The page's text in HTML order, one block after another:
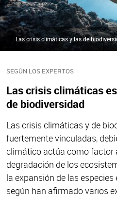
SEGÚN LOS EXPERTOS
Las crisis climáticas
de biodiversidad
Las crisis climáticas y de
fuertemente vinculadas,
climático actúa como factor
degradación de los
la expansión de las
según han afirmado varios